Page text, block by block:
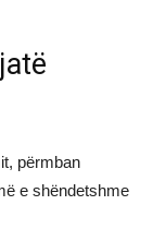
përmban
e shëndetshme